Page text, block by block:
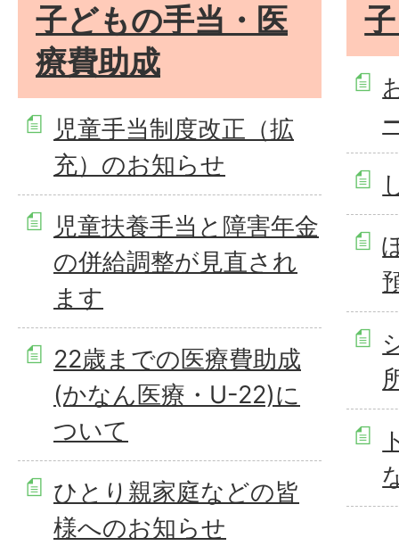
子どもの手当・医
療費助成
児童手当制度改正（拡
充）のお知らせ
児童扶養手当と障害年金
の併給調整が見直され
ます
22歳までの医療費助成
(かなん医療・U-22)に
ついて
ひとり親家庭などの皆
様へのお知らせ